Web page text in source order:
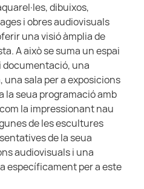
dibuixos,
i obres audiovisuals
una visió àmplia de
A això se suma un espai
documentació, una
sala per a exposicions
seua programació amb
la impressionant nau
de les escultures
de la seua
audiovisuals i una
específicament per a este